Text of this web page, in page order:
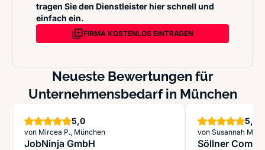
tragen Sie den Dienstleister hier schnell und
einfach ein.
FIRMA KOSTENLOS EINTRAGEN
Neueste Bewertungen für
Unternehmensbedarf in München
5,0Sterne
von Mircea P., München
JobNinja GmbH
5,0
von Susannah M.
Söllner